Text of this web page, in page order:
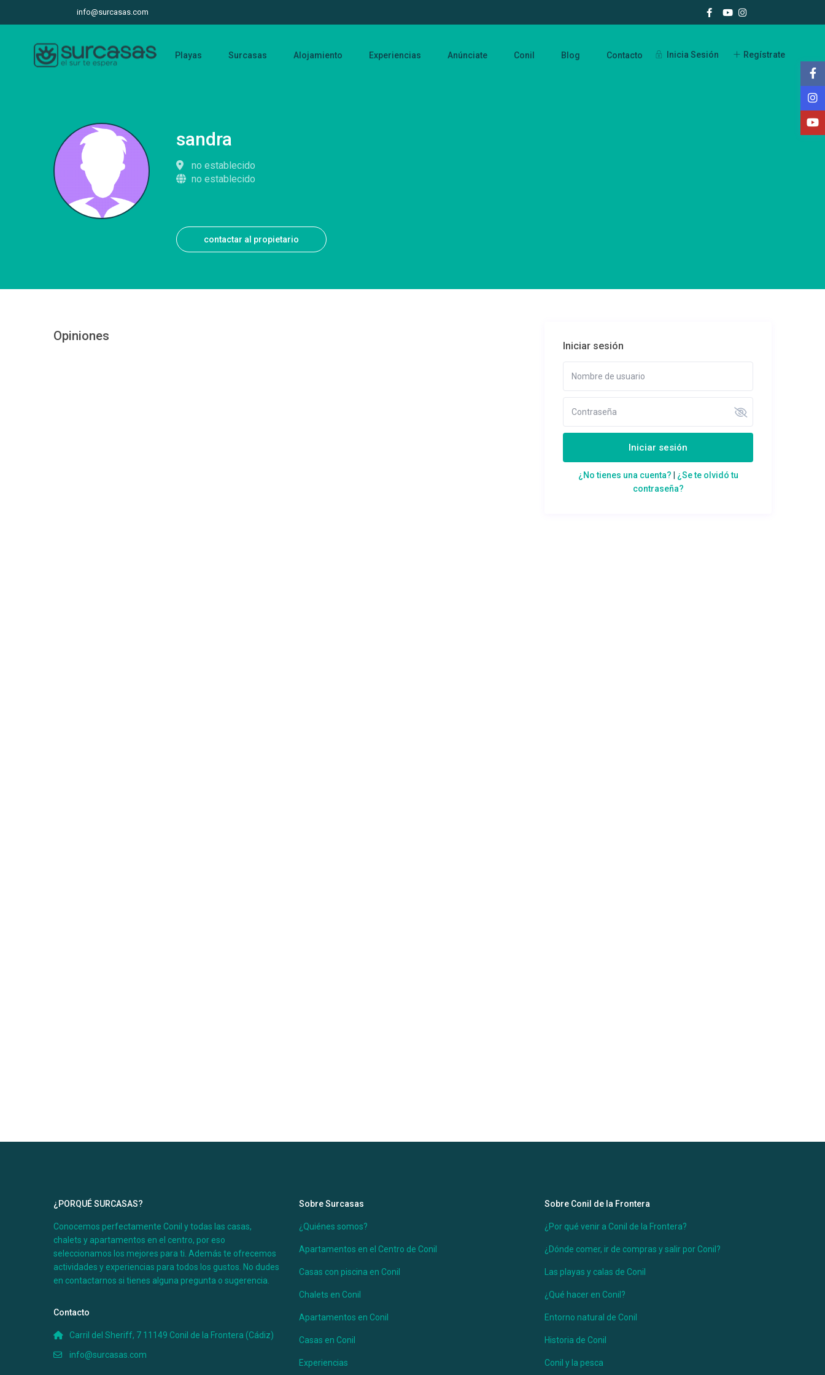
info@surcasas.com
Inicia Sesión Regístrate
Playas Surcasas Alojamiento Experiencias Anúnciate Conil Blog Contacto
sandra
no establecido
no establecido
contactar al propietario
Opiniones
Iniciar sesión
Iniciar sesión
¿No tienes una cuenta?
¿Se te olvidó tu
contraseña?
¿PORQUÉ SURCASAS?
Conocemos perfectamente Conil y todas las casas,
chalets y apartamentos en el centro, por eso
seleccionamos los mejores para ti. Además te ofrecemos
actividades y experiencias para todos los gustos. No dudes
en contactarnos si tienes alguna pregunta o sugerencia.
Contacto
Carril del Sheriff, 7 11149 Conil de la Frontera (Cádiz)
info@surcasas.com
Sobre Surcasas
¿Quiénes somos?
Apartamentos en el Centro de Conil
Casas con piscina en Conil
Chalets en Conil
Apartamentos en Conil
Casas en Conil
Experiencias
Sobre Conil de la Frontera
¿Por qué venir a Conil de la Frontera?
¿Dónde comer, ir de compras y salir por Conil?
Las playas y calas de Conil
¿Qué hacer en Conil?
Entorno natural de Conil
Historia de Conil
Conil y la pesca